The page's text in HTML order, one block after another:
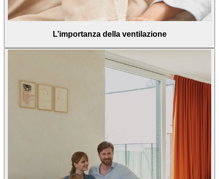
L’importanza della ventilazione